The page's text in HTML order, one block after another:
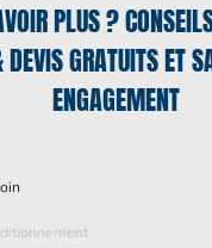
PLUS ?
DEVIS GRATUITS ET
ENGAGEMENT